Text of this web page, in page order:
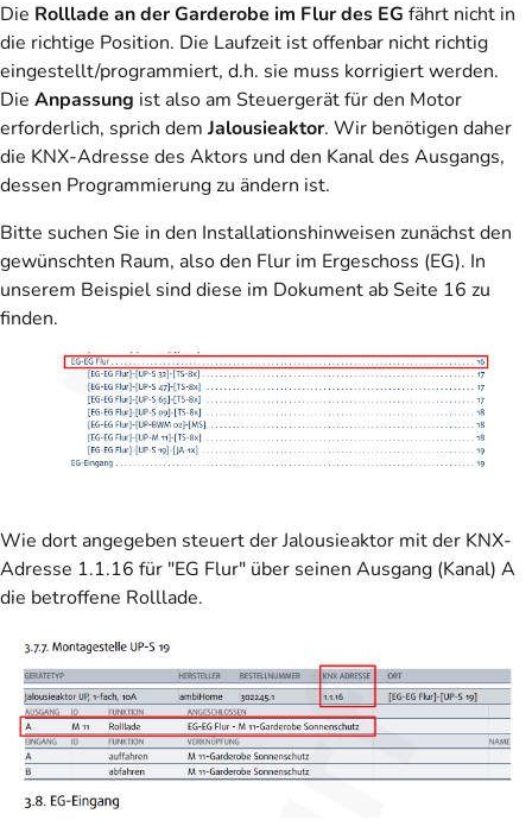
Die Rolllade an der Garderobe im Flur des EG fährt nicht in
die richtige Position. Die Laufzeit ist offenbar nicht richtig
eingestellt/programmiert, d.h. sie muss korrigiert werden.
Die Anpassung ist also am Steuergerät für den Motor
erforderlich, sprich demJalousieaktor. Wir benötigen daher
die KNX-Adresse des Aktors und den Kanal des Ausgangs,
dessen Programmierung zu ändern ist.
Bitte suchen Sie in den Installationshinweisen zunächst den
gewünschten Raum, also den Flur im Ergeschoss (EG). In
unserem Beispiel sind diese im Dokument ab Seite 16 zu
finden.
Wie dort angegeben steuert der Jalousieaktor mit der KNX-
Adresse 1.1.16 für "EG Flur" über seinen Ausgang (Kanal) A
die betroffene Rolllade.